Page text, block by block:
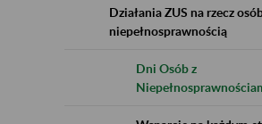
Działania ZUS na rzecz
niepełnosprawnością
Dni Osób z